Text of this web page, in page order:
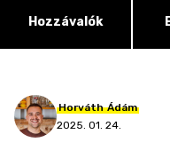
Hozzávalók
Horváth Ádám
2025. 01. 24.